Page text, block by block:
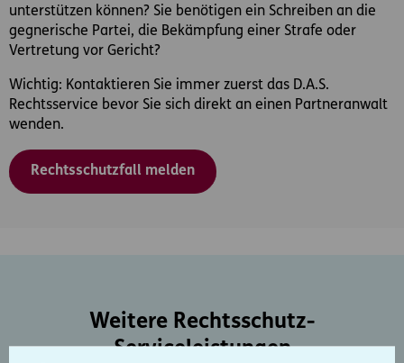
unterstützen können? Sie benötigen ein Schreiben an die
gegnerische Partei, die Bekämpfung einer Strafe oder
Vertretung vor Gericht?
Wichtig: Kontaktieren Sie immer zuerst das D.A.S.
Rechtsservice bevor Sie sich direkt an einen Partneranwalt
wenden.
Rechtsschutzfall melden
Weitere Rechtsschutz-
Serviceleistungen